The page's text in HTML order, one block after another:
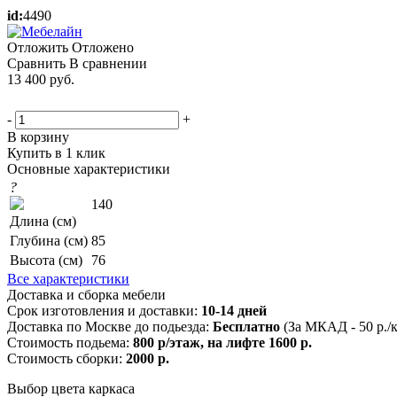
id:4490
Отложить Отложено
Сравнить В сравнении
13 400 руб.
-
+
В корзину
Купить в 1 клик
Основные характеристики
?
Длина (см)
140
Глубина (см) 85
Высота (см)
76
Все характеристики
Доставка и сборка мебели
Срок изготовления и доставки: 10-14 дней
Доставка по Москве до подьезда: Бесплатно (За МКАД - 50 р./
Стоимость подьема: 800 р/этаж, на лифте 1600 р.
Стоимость сборки: 2000 р.
Выбор цвета каркаса